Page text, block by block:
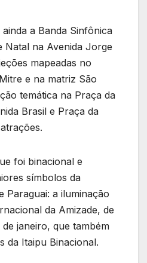
a Banda Sinfônica
Natal na Avenida Jorge
mapeadas no
e na matriz São
temática na Praça da
Brasil e Praça da
foi binacional e
símbolos da
Paraguai: a iluminação
da Amizade, de
janeiro, que também
da Itaipu Binacional.